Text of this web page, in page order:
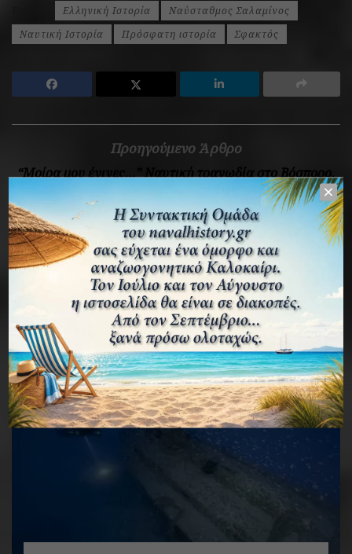
Ελληνική Ιστορία
Ναύσταθμος Σαλαμίνος
Ναυτική Ιστορία
Πρόσφατη ιστορία Σφακτός
Προηγούμενο Άρθρο
“Μοίρα μου έγινες…” Ναυτική τραγωδία στο Βόσπορο.
Επόμενο Άρθρο
Τα αόρατα “Απολυμαντήρια” της Καλαμαριάς και η
ιστορία της κυρίας Τασούλας
Άρθρα